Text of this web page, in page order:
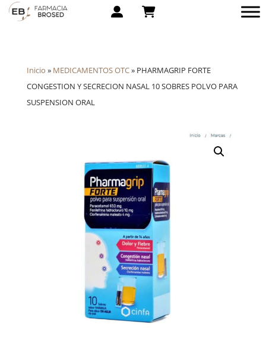
Inicio » MEDICAMENTOS OTC» PHARMAGRIP FORTE
CONGESTION Y SECRECION NASAL 10 SOBRES POLVO PARA
SUSPENSION ORAL